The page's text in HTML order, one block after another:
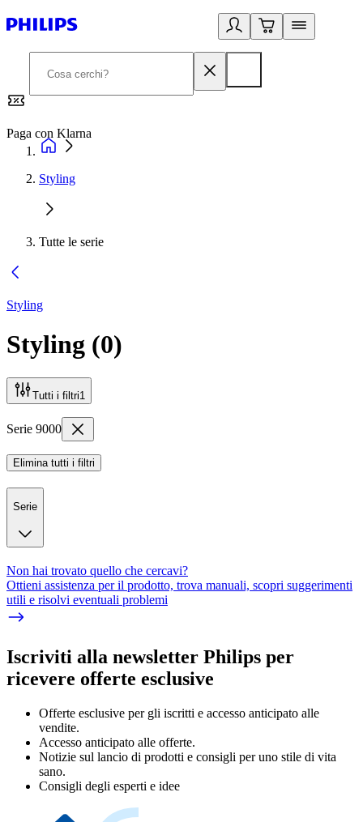
Paga con Klarna
Styling
Tutte le serie
Styling
Styling (0)
Tutti i filtri1
Serie 9000
Elimina tutti i filtri
Serie
Non hai trovato quello che cercavi?
Ottieni assistenza per il prodotto, trova manuali, scopri suggerimenti
utili e risolvi eventuali problemi
Iscriviti alla newsletter Philips per
ricevere offerte esclusive
Offerte esclusive per gli iscritti e accesso anticipato alle
vendite.
Accesso anticipato alle offerte.
Notizie sul lancio di prodotti e consigli per uno stile di vita
sano.
Consigli degli esperti e idee